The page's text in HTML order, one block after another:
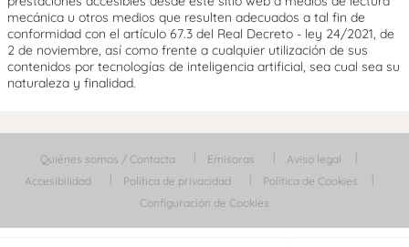
mecánica u otros medios que resulten adecuados a tal fin de
conformidad con el artículo 67.3 del Real Decreto - ley 24/2021, de
2 de noviembre, así como frente a cualquier utilización de sus
contenidos por tecnologías de inteligencia artificial, sea cual sea su
naturaleza y finalidad.
Quiénes somos / Contacta Emisoras
Aviso legal
Accesibilidad
Política de privacidad
Política de Cookies
Configuración de Cookies